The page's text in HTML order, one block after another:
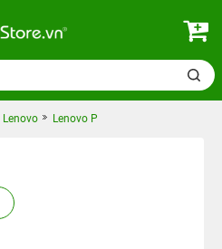
Lenovo Lenovo P